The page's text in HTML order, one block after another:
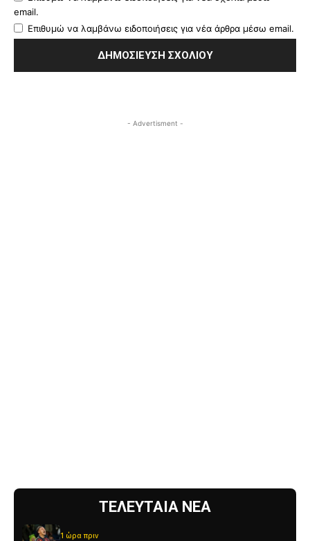
email.
Επιθυμώ να λαμβάνω ειδοποιήσεις για νέα άρθρα μέσω email.
- Advertisment -
ΤΕΛΕΥΤΑΙΑ ΝΕΑ
1 ώρα πριν